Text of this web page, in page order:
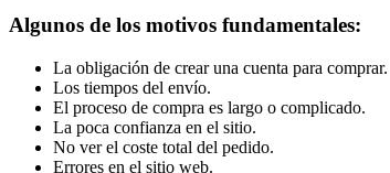
Algunos de los motivos fundamentales:
La obligación de crear una cuenta para comprar.
Los tiempos del envío.
El proceso de compra es largo o complicado.
La poca confianza en el sitio.
No ver el coste total del pedido.
Errores en el sitio web.